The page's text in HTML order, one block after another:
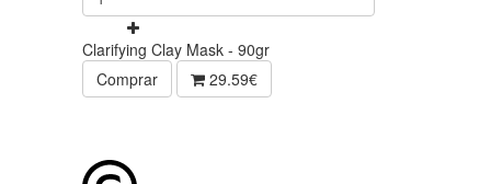
Clarifying Clay Mask - 90gr
Comprar
29.59€